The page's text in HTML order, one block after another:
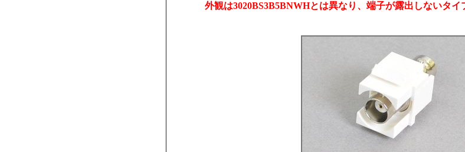
外観は3020BS3B5BNWHとは異なり、端子が露出しないタイ